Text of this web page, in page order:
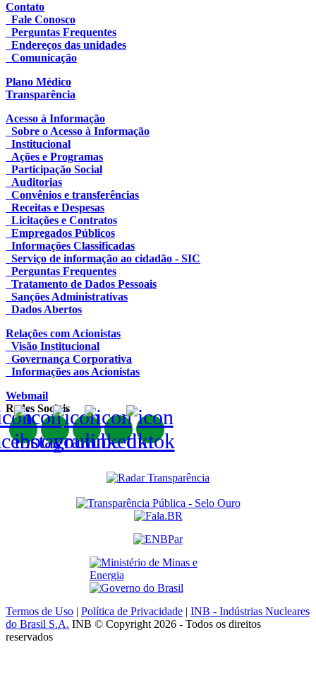
Contato
Fale Conosco
Perguntas Frequentes
Endereços das unidades
Comunicação
Plano Médico
Transparência
Acesso à Informação
Sobre o Acesso à Informação
Institucional
Ações e Programas
Participação Social
Auditorias
Convênios e transferências
Receitas e Despesas
Licitações e Contratos
Empregados Públicos
Informações Classificadas
Serviço de informação ao cidadão - SIC
Perguntas Frequentes
Tratamento de Dados Pessoais
Sanções Administrativas
Dados Abertos
Relações com Acionistas
Visão Institucional
Governança Corporativa
Informações aos Acionistas
Webmail
Redes Sociais
Termos de Uso Política de Privacidade
INB - Indústrias Nucleares
do Brasil S.A. INB © Copyright 2026 - Todos os direitos
reservados